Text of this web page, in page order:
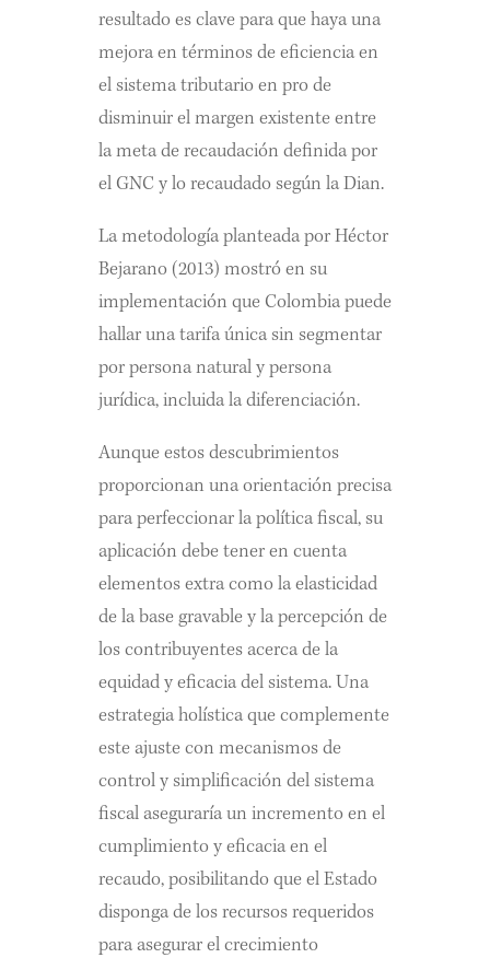
resultado es clave para que haya una
mejora en términos de eficiencia en
el sistema tributario en pro de
disminuir el margen existente entre
la meta de recaudación definida por
el GNC y lo recaudado según la Dian.
La metodología planteada por Héctor
Bejarano (2013) mostró en su
implementación que Colombia puede
hallar una tarifa única sin segmentar
por persona natural y persona
jurídica, incluida la diferenciación.
Aunque estos descubrimientos
proporcionan una orientación precisa
para perfeccionar la política fiscal, su
aplicación debe tener en cuenta
elementos extra como la elasticidad
de la base gravable y la percepción de
los contribuyentes acerca de la
equidad y eficacia del sistema. Una
estrategia holística que complemente
este ajuste con mecanismos de
control y simplificación del sistema
fiscal aseguraría un incremento en el
cumplimiento y eficacia en el
recaudo, posibilitando que el Estado
disponga de los recursos requeridos
para asegurar el crecimiento